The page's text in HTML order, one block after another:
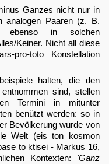
Ganzes nicht nur in
analogen Paaren (z. B.
ebenso in solchen
Keiner. Nicht all diese
pro-toto Konstellation
halten, die den
sind, stellen
Termini in mitunter
benützt werden: so in
Bevölkerung wurde von
Welt (eis ton kosmon
to ktisei - Markus 16,
Kontexten: 'Ganz